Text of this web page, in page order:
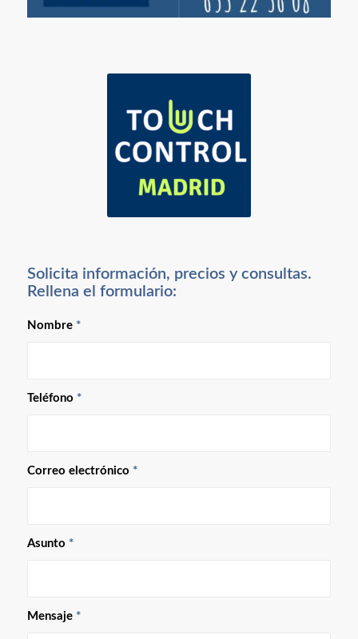
Solicita información, precios y consultas.
Rellena el formulario:
Nombre *
Teléfono *
Correo electrónico *
Asunto *
Mensaje *